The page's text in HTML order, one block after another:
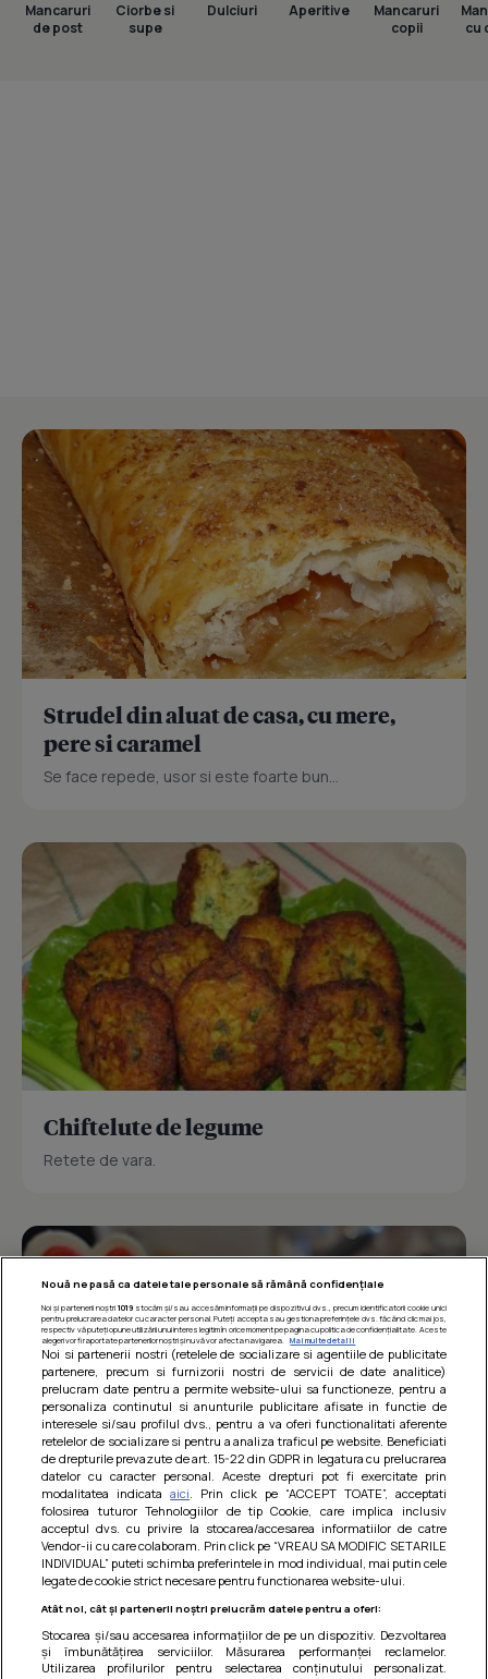
Mancaruri
de post
Ciorbe si
supe
Dulciuri Aperitive
Mancaruri
copii
cu
Strudel din aluat de casa, cu mere,
pere si caramel
Se face repede, usor si este foarte bun...
Chiftelute de legume
Retete de vara.
Barcute din vinete cu arpagic rosu
Un deliciu usor de preparat!
Nouă ne pasă ca datele tale personale să rămână confidențiale
Noi și partenerii noștri 1019stocăm și/sau accesăm informații pe dispozitivul dvs., precum identificatorii cookie unici
pentru prelucrarea datelor cu caracter personal. Puteți accepta sau gestiona preferințele dvs. făcând clic mai jos,
respectiv vă puteți opune utilizării unui interes legitim în orice moment pe pagina cu politica de confidențialitate. Aceste
alegeri vor fi raportate partenerilor noștri și nu vă vor afecta navigarea.
Mai multe detalii
Noi si partenerii nostri (retelele de socializare si agentiile de publicitate
partenere, precum si furnizorii nostri de servicii de date analitice)
prelucram date pentru a permite website-ului sa functioneze, pentru a
personaliza continutul si anunturile publicitare afisate in functie de
interesele si/sau profilul dvs., pentru a va oferi functionalitati aferente
retelelor de socializare si pentru a analiza traficul pe website. Beneficiati
de drepturile prevazute de art. 15-22 din GDPR in legatura cu prelucrarea
datelor cu caracter personal. Aceste drepturi pot fi exercitate prin
modalitatea indicataaici . Prin click pe “ACCEPT TOATE”, acceptati
folosirea tuturor Tehnologiilor de tip Cookie, care implica inclusiv
acceptul dvs. cu privire la stocarea/accesarea informatiilor de catre
Vendor-ii cu care colaboram. Prin click pe “VREAU SA MODIFIC SETARILE
INDIVIDUAL” puteti schimba preferintele in mod individual, mai putin cele
legate de cookie strict necesare pentru functionarea website-ului.
Atât noi, cât și partenerii noștri prelucrăm datele pentru a oferi:
Stocarea și/sau accesarea informațiilor de pe un dispozitiv. Dezvoltarea
și îmbunătățirea serviciilor. Măsurarea performanței reclamelor.
Utilizarea profilurilor pentru selectarea conținutului personalizat.